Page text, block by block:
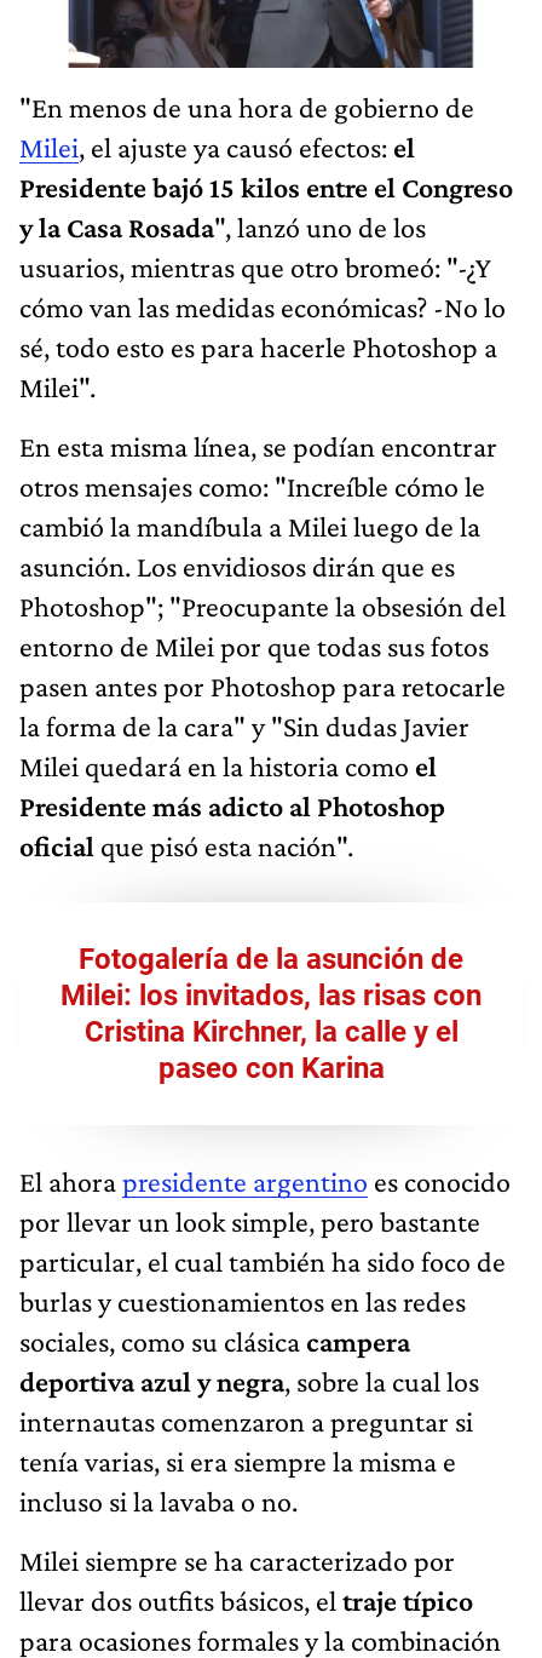
"En menos de una hora de gobierno de
Milei, el ajuste ya causó efectos: el
Presidente bajó 15 kilos entre el Congreso
y la Casa Rosada", lanzó uno de los
usuarios, mientras que otro bromeó: "-¿Y
cómo van las medidas económicas? -No lo
sé, todo esto es para hacerle Photoshop a
Milei".
En esta misma línea, se podían encontrar
otros mensajes como: "Increíble cómo le
cambió la mandíbula a Milei luego de la
asunción. Los envidiosos dirán que es
Photoshop"; "Preocupante la obsesión del
entorno de Milei por que todas sus fotos
pasen antes por Photoshop para retocarle
la forma de la cara" y "Sin dudas Javier
Milei quedará en la historia como el
Presidente más adicto al Photoshop
oficial que pisó esta nación".
Fotogalería de la asunción de
Milei: los invitados, las risas con
Cristina Kirchner, la calle y el
paseo con Karina
El ahorapresidente argentino es conocido
por llevar un look simple, pero bastante
particular, el cual también ha sido foco de
burlas y cuestionamientos en las redes
sociales, como su clásicacampera
deportiva azul y negra, sobre la cual los
internautas comenzaron a preguntar si
tenía varias, si era siempre la misma e
incluso si la lavaba o no.
Milei siempre se ha caracterizado por
llevar dos outfits básicos, el traje típico
para ocasiones formales y la combinación